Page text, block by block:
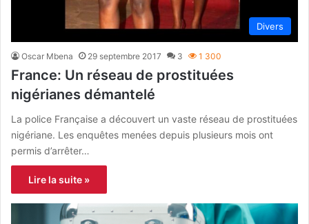
Divers
Oscar Mbena 29 septembre 2017 3 1 300
France: Un réseau de prostituées
nigérianes démantelé
La police Française a découvert un vaste réseau de prostituées
nigériane. Les enquêtes menées depuis plusieurs mois ont
permis d’arrêter…
Lire la suite »